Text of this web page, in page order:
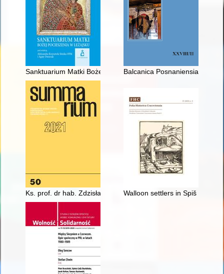
Sanktuarium Matki Bożej Pocieszenia w Leżajsku
Balcanica Posnaniensia : acta
Ks. prof. dr hab. Zdzisław ChlewińskiWalloon settlers in Spiš in the